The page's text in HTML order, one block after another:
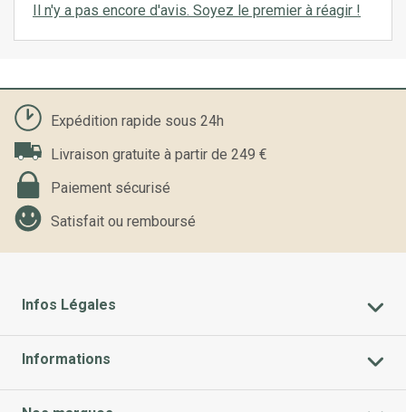
Il n'y a pas encore d'avis. Soyez le premier à réagir !
Expédition rapide sous 24h
Livraison gratuite à partir de 249 €
Paiement sécurisé
Satisfait ou remboursé
Infos Légales
Informations